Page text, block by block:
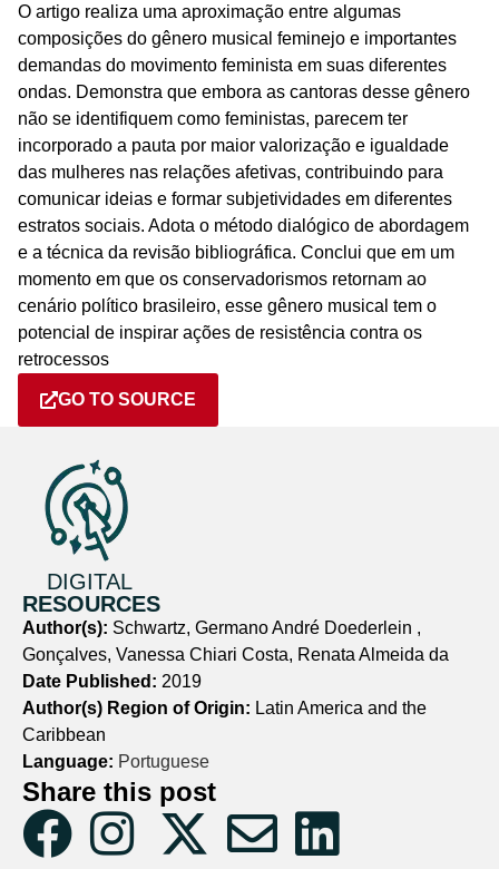
O artigo realiza uma aproximação entre algumas
composições do gênero musical feminejo e importantes
demandas do movimento feminista em suas diferentes
ondas. Demonstra que embora as cantoras desse gênero
não se identifiquem como feministas, parecem ter
incorporado a pauta por maior valorização e igualdade
das mulheres nas relações afetivas, contribuindo para
comunicar ideias e formar subjetividades em diferentes
estratos sociais. Adota o método dialógico de abordagem
e a técnica da revisão bibliográfica. Conclui que em um
momento em que os conservadorismos retornam ao
cenário político brasileiro, esse gênero musical tem o
potencial de inspirar ações de resistência contra os
retrocessos
GO TO SOURCE
DIGITAL
RESOURCES
Author(s): Schwartz, Germano André Doederlein ,
Gonçalves, Vanessa Chiari Costa, Renata Almeida da
Date Published: 2019
Author(s) Region of Origin: Latin America and the
Caribbean
Language: Portuguese
Share this post